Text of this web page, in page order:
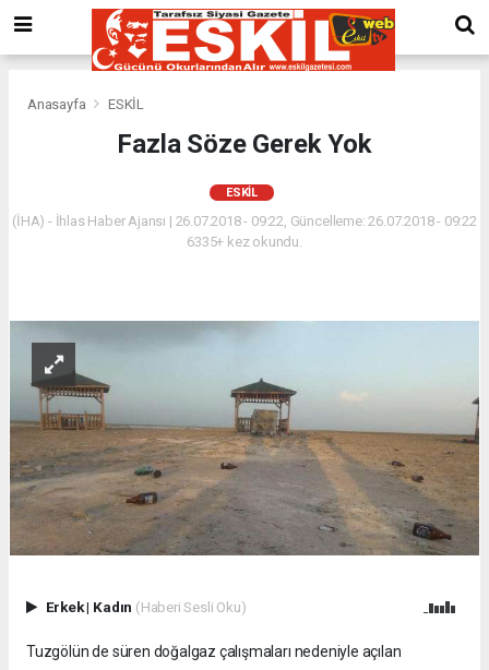
Anasayfa ESKİL
Fazla Söze Gerek Yok
ESKİL
(İHA) - İhlas Haber Ajansı | 26.07.2018 - 09:22, Güncelleme: 26.07.2018 - 09:22
6335+ kez okundu.
Erkek| Kadın (Haberi Sesli Oku)
Tuzgölün de süren doğalgaz çalışmaları nedeniyle açılan